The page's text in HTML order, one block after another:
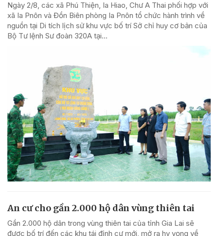
Ngày 2/8, các xã Phú Thiện, Ia Hiao, Chư A Thai phối hợp với
xã Ia Pnôn và Đồn Biên phòng Ia Pnôn tổ chức hành trình về
nguồn tại Di tích lịch sử khu vực bố trí Sở chỉ huy cơ bản của
Bộ Tư lệnh Sư đoàn 320A tại...
An cư cho gần 2.000 hộ dân vùng thiên tai
Gần 2.000 hộ dân trong vùng thiên tai của tỉnh Gia Lai sẽ
được bố trí đến các khu tái định cư mới, mở ra hy vọng về